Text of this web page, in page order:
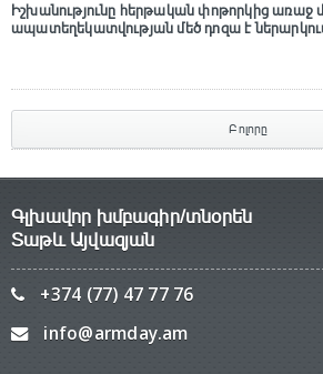
Իշխանությունը հերթական փոթորկից առաջ
ապատեղեկատվության մեծ դnզա է
Բոլորը
Գլխավոր խմբագիր/տնօրեն
Տաթև Այվազյան
+374 (77) 47 77 76
info@armday.am